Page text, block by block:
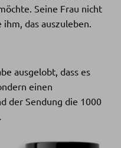
Seine Frau nicht
das auszuleben.
ausgelobt, dass es
einen
der Sendung die 1000